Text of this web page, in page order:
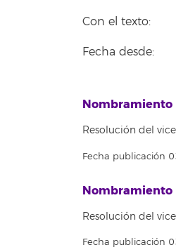
Con el texto:
Fecha desde:
Nombramiento
Resolución del
Fecha publicación
Nombramiento
Resolución del
Fecha publicación